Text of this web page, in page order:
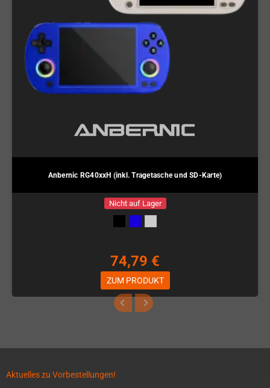
Anbernic RG40xxH (inkl. Tragetasche und SD-Karte)
Nicht auf Lager
74,79 €
ZUM PRODUKT
Aktuelles zu Vorbestellungen!